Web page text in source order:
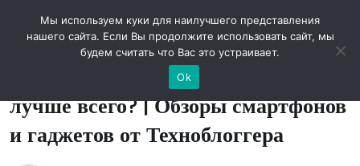
Новости технологий
HP или ASUS — какой бренд
лучше всего? | Обзоры смартфонов
и гаджетов от Техноблоггера
Мы используем куки для наилучшего представления
нашего сайта. Если Вы продолжите использовать сайт, мы
будем считать что Вас это устраивает.
Ok